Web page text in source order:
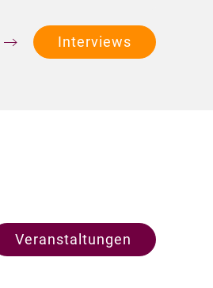
Interviews
Veranstaltungen